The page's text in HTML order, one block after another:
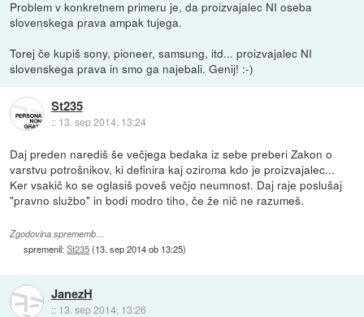
Problem v konkretnem primeru je, da proizvajalec NI oseba
slovenskega prava ampak tujega.
Torej če kupiš sony, pioneer, samsung, itd... proizvajalec NI
slovenskega prava in smo ga najebali. Genij! :-)
St235
:: 13. sep 2014, 13:24
Daj preden narediš še večjega bedaka iz sebe preberi Zakon o
varstvu potrošnikov, ki definira kaj oziroma kdo je proizvajalec...
Ker vsakič ko se oglasiš poveš večjo neumnost. Daj raje poslušaj
"pravno službo" in bodi modro tiho, če že nič ne razumeš.
Zgodovina sprememb…
spremenil:St235(13. sep 2014 ob 13:25)
JanezH
:: 13. sep 2014, 13:26